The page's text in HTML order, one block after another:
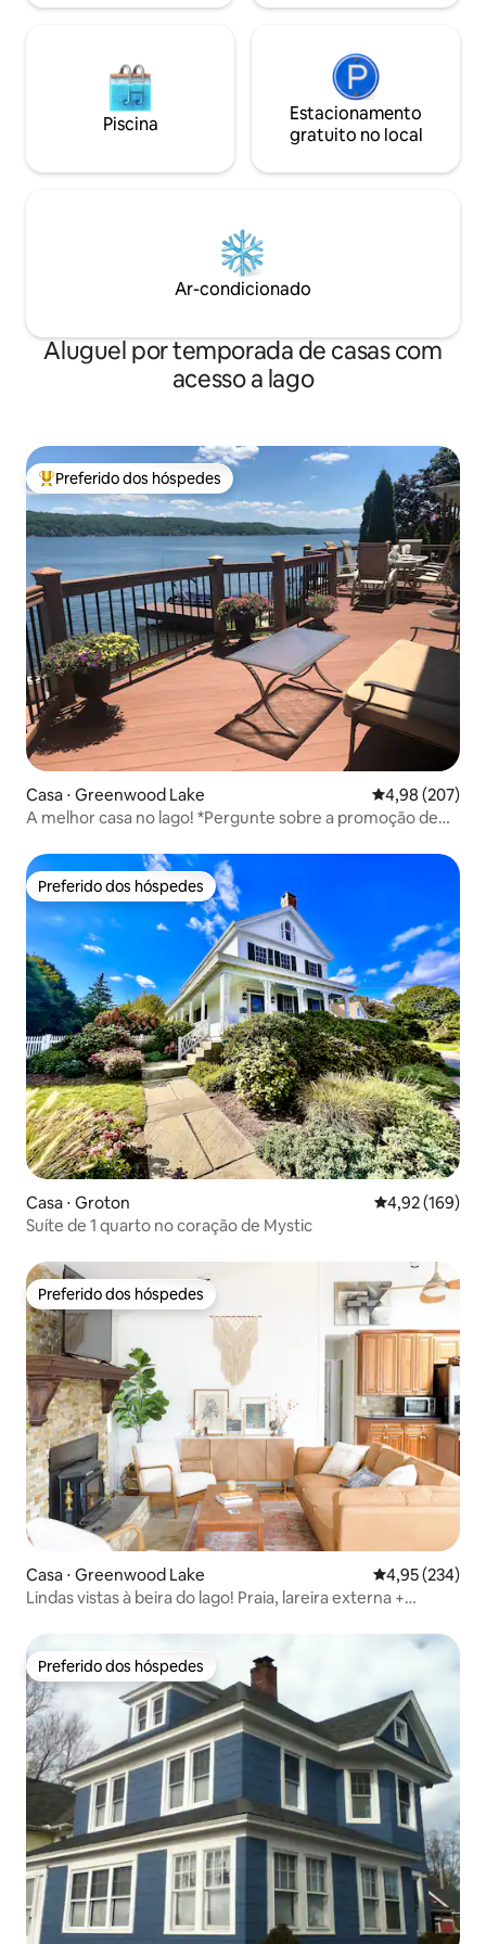
Piscina
Estacionamento
gratuito no local
Ar-condicionado
Aluguel por temporada de casas com
acesso a lago
Entre os melhores preferidos dos hóspedes
Preferido dos hóspedes
Casa ⋅ Greenwood Lake 4,98 de uma
4,98 (207)
A melhor casa no lago! *Pergunte sobre a promoção de
Preferido dos hóspedes
Preferido dos hóspedes
Casa ⋅ Groton 4,92 de uma
4,92 (169)
Suíte de 1 quarto no coração de Mystic
Preferido dos hóspedes
Preferido dos hóspedes
Casa ⋅ Greenwood Lake 4,95 de uma
4,95 (234)
Lindas vistas à beira do lago! Praia, lareira externa +
Preferido dos hóspedes
Preferido dos hóspedes